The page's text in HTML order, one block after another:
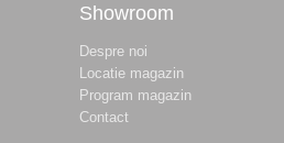
Showroom
Despre noi
Locatie magazin
Program magazin
Contact